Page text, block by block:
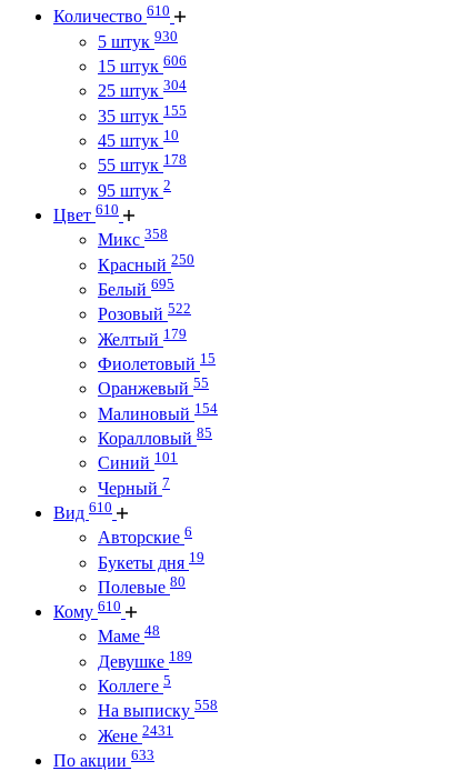
Количество 610
5 штук 930
15 штук 606
25 штук 304
35 штук 155
45 штук 10
55 штук 178
95 штук 2
Цвет 610
Микс 358
Красный 250
Белый 695
Розовый 522
Желтый 179
Фиолетовый 15
Оранжевый 55
Малиновый 154
Коралловый 85
Синий 101
Черный 7
Вид 610
Авторские 6
Букеты дня 19
Полевые 80
Кому 610
Маме 48
Девушке 189
Коллеге 5
На выписку 558
Жене 2431
По акции 633